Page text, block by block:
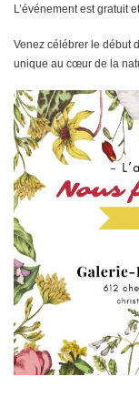
L’événement est gratuit
Venez célébrer le début
unique au cœur de la